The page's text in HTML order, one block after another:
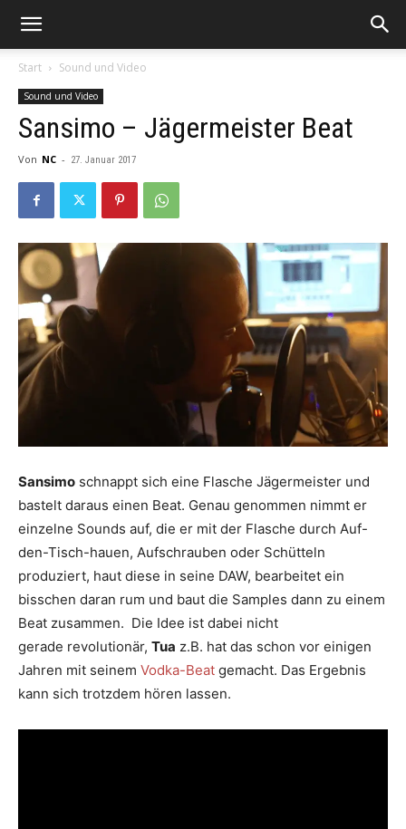
Start Sound und Video
Sound und Video
Sansimo – Jägermeister Beat
Von NC - 27. Januar 2017
Sansimo schnappt sich eine Flasche Jägermeister und
bastelt daraus einen Beat. Genau genommen nimmt er
einzelne Sounds auf, die er mit der Flasche durch Auf-
den-Tisch-hauen, Aufschrauben oder Schütteln
produziert, haut diese in seine DAW, bearbeitet ein
bisschen daran rum und baut die Samples dann zu einem
Beat zusammen. Die Idee ist dabei nicht
gerade revolutionär, Tua z.B. hat das schon vor einigen
Jahren mit seinem Vodka-Beat gemacht. Das Ergebnis
kann sich trotzdem hören lassen.